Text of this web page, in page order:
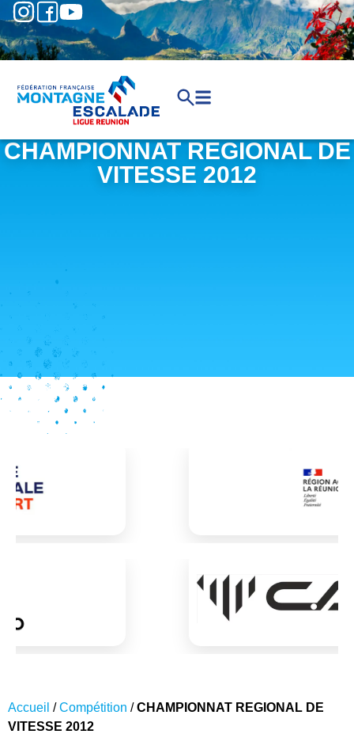
CHAMPIONNAT REGIONAL DE
VITESSE 2012
Accueil /Compétition /CHAMPIONNAT REGIONAL DE
VITESSE 2012